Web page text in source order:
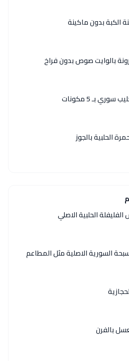
الكبة بدون ماكينة
بالوايت صوص بدون فراخ
بـ 5 مكونات
الحلبية بالجوز
الحلبية الاصلي
السورية الاصلية مثل المطاعم
بالفرن